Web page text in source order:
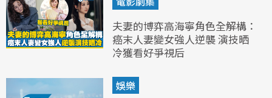
夫妻的博弈高海寧角色全解構：
癌末人妻變女強人逆襲 演技晒
冷獲看好爭視后
娛樂